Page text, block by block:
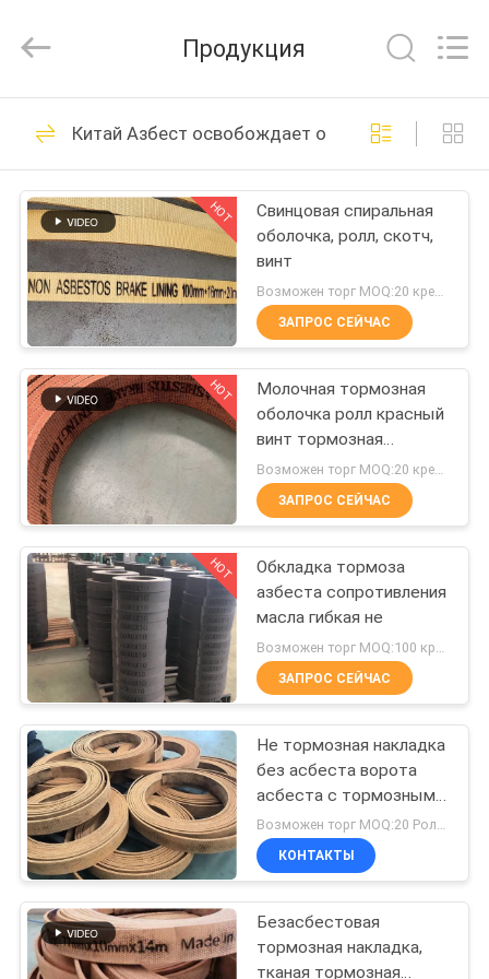
ДОМ
ПРОДУКТЫ
НАС
ПУТЕШЕСТВИЕ
ФАБРИКИ
ПРОВЕРКА
КАЧЕСТВА
СВЯЖИТЕСЬ
МЫ
СПРОСИТЕ
ЦИТАТУ
КАРТА
САЙТА
PRIVACY
POLICY
Reserved.
Крен обкладки
тормоза
42
Подкладка крена
тормоза
23
Сплетенный крен
обкладки тормоза
25
Материал блока
тормоза
34
Продукция
Китай Азбест освобождает обкладку тормоза
HOT
Свинцовая спиральная
оболочка, ролл, скотч,
винт
Возможен торг MOQ:20 кренов
ЗАПРОС СЕЙЧАС
HOT
Молочная тормозная
оболочка ролл красный
винт тормозная
оболочка заземленная
тканевая тормозная
оболочка
ЗАПРОС СЕЙЧАС
HOT
Обкладка тормоза
азбеста сопротивления
масла гибкая не
ЗАПРОС СЕЙЧАС
Не тормозная накладка
без асбеста ворота
асбеста с тормозными
накладками из латунной
проволоки
сплетенными лебедкой
Возможен торг MOQ:20 Ролльс
КОНТАКТЫ
Безасбестовая
тормозная накладка,
тканая тормозная